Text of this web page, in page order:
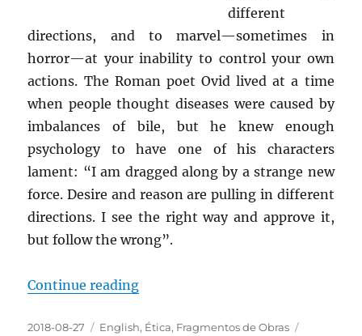
different
directions, and to marvel—sometimes in
horror—at your inability to control your own
actions. The Roman poet Ovid lived at a time
when people thought diseases were caused by
imbalances of bile, but he knew enough
psychology to have one of his characters
lament: “I am dragged along by a strange new
force. Desire and reason are pulling in different
directions. I see the right way and approve it,
but follow the wrong”.
Continue reading“The mind of Plato, Jefferson and
Posted
2018-08-27 Categories
English, Ética, Fragmentos de Obras